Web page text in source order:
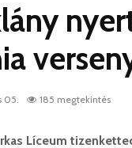
05. 185 megtekintés
Líceum